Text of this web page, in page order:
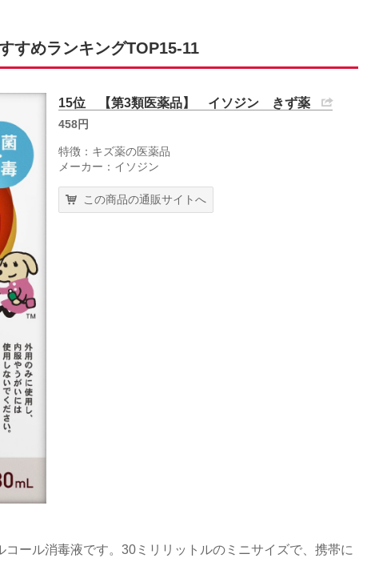
すめランキングTOP15-11
15位 【第3類医薬品】 イソジン きず薬
458円
特徴：キズ薬の医薬品
メーカー：イソジン
この商品の通販サイトへ
コール消毒液です。30ミリリットルのミニサイズで、携帯に